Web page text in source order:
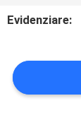
NOTIZIE
CHIEDI
UN
Evidenziare: